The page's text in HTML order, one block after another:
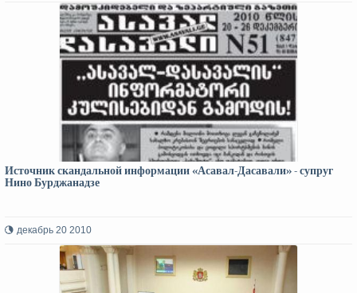
Источник скандальной информации «Асавал-Дасавали» - супруг
Нино Бурджанадзе
декабрь 20 2010